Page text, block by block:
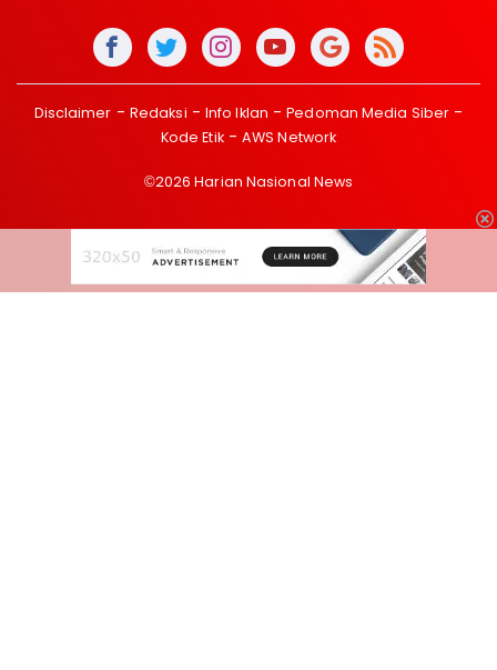
Disclaimer Redaksi Info Iklan
Pedoman Media Siber
Kode Etik
AWS Network
©2026 Harian Nasional News